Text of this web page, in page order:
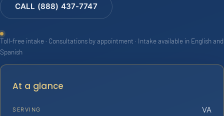
CALL (888) 437-7747
Toll-free intake · Consultations by appointment · Intake available in English and
Spanish
At a glance
SERVING VA